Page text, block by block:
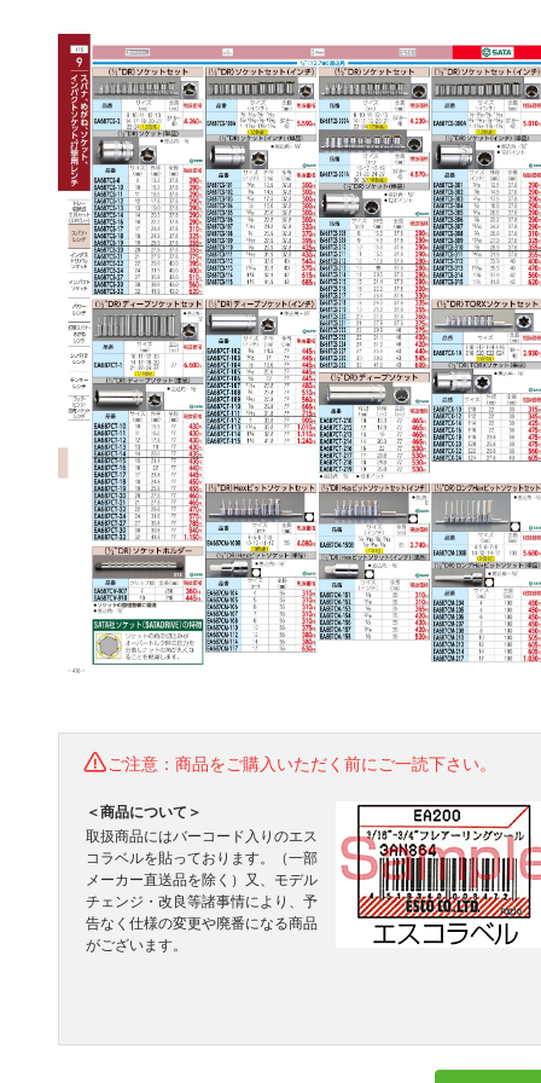
ご注意：商品をご購入いただく前にご一読下さい。
＜商品について＞
取扱商品にはバーコード入りのエス
コラベルを貼っております。（一部
メーカー直送品を除く）又、モデル
チェンジ・改良等諸事情により、予
告なく仕様の変更や廃番になる商品
がございます。